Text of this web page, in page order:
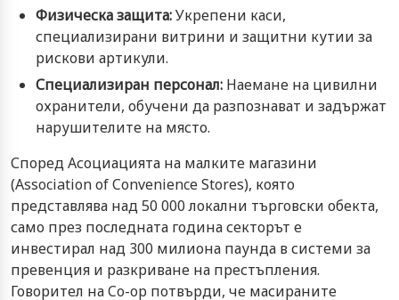
Физическа защита:Укрепени каси,
специализирани витрини и защитни кутии за
рискови артикули.
Специализиран персонал: Наемане на цивилни
охранители, обучени да разпознават и задържат
нарушителите на място.
Според Асоциацията на малките магазини
(Association of Convenience Stores), която
представлява над 50 000 локални търговски обекта,
само през последната година секторът е
инвестирал над 300 милиона паунда в системи за
превенция и разкриване на престъпления.
Говорител на Co-op потвърди, че масираните